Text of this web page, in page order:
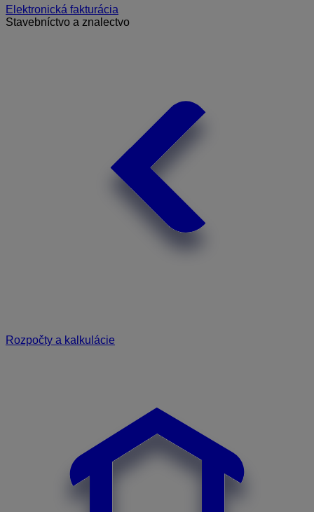
Elektronická fakturácia
Stavebníctvo a znalectvo
Rozpočty a kalkulácie